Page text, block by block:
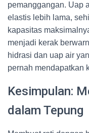
pemanggangan. Uap
elastis lebih lama,
kapasitas
menjadi kerak
hidrasi dan uap air
pernah mendapatkan
Kesimpulan:
dalam Tepung